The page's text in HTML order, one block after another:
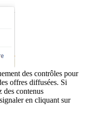
des contrôles pour
offres diffusées. Si
des contenus
en cliquant sur